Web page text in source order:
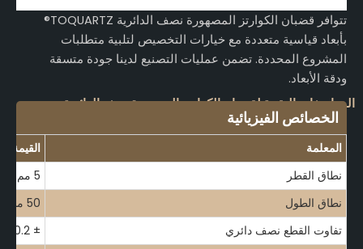
تتوافر قضبان الكوارتز المصهورة نصف الدائرية TOQUARTZ®
بأبعاد قياسية متعددة مع خيارات التخصيص لتلبية متطلبات
المشروع المحددة. تضمن عمليات التصنيع لدينا جودة متسقة
ودقة الأبعاد.
التقنية لقضبان الكوارتز المنصهرة نصف الدائرية
الخصائص الفيزيائية
المعلمة
القيمة/
نطاق القطر
نطاق الطول
50 مم - 1400 مم
تفاوت القطع نصف دائري